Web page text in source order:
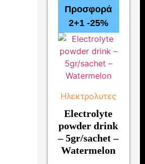
Προσφορά
2+1 -25%
Ηλεκτρολυτες
Electrolyte
powder drink
– 5gr/sachet –
Watermelon